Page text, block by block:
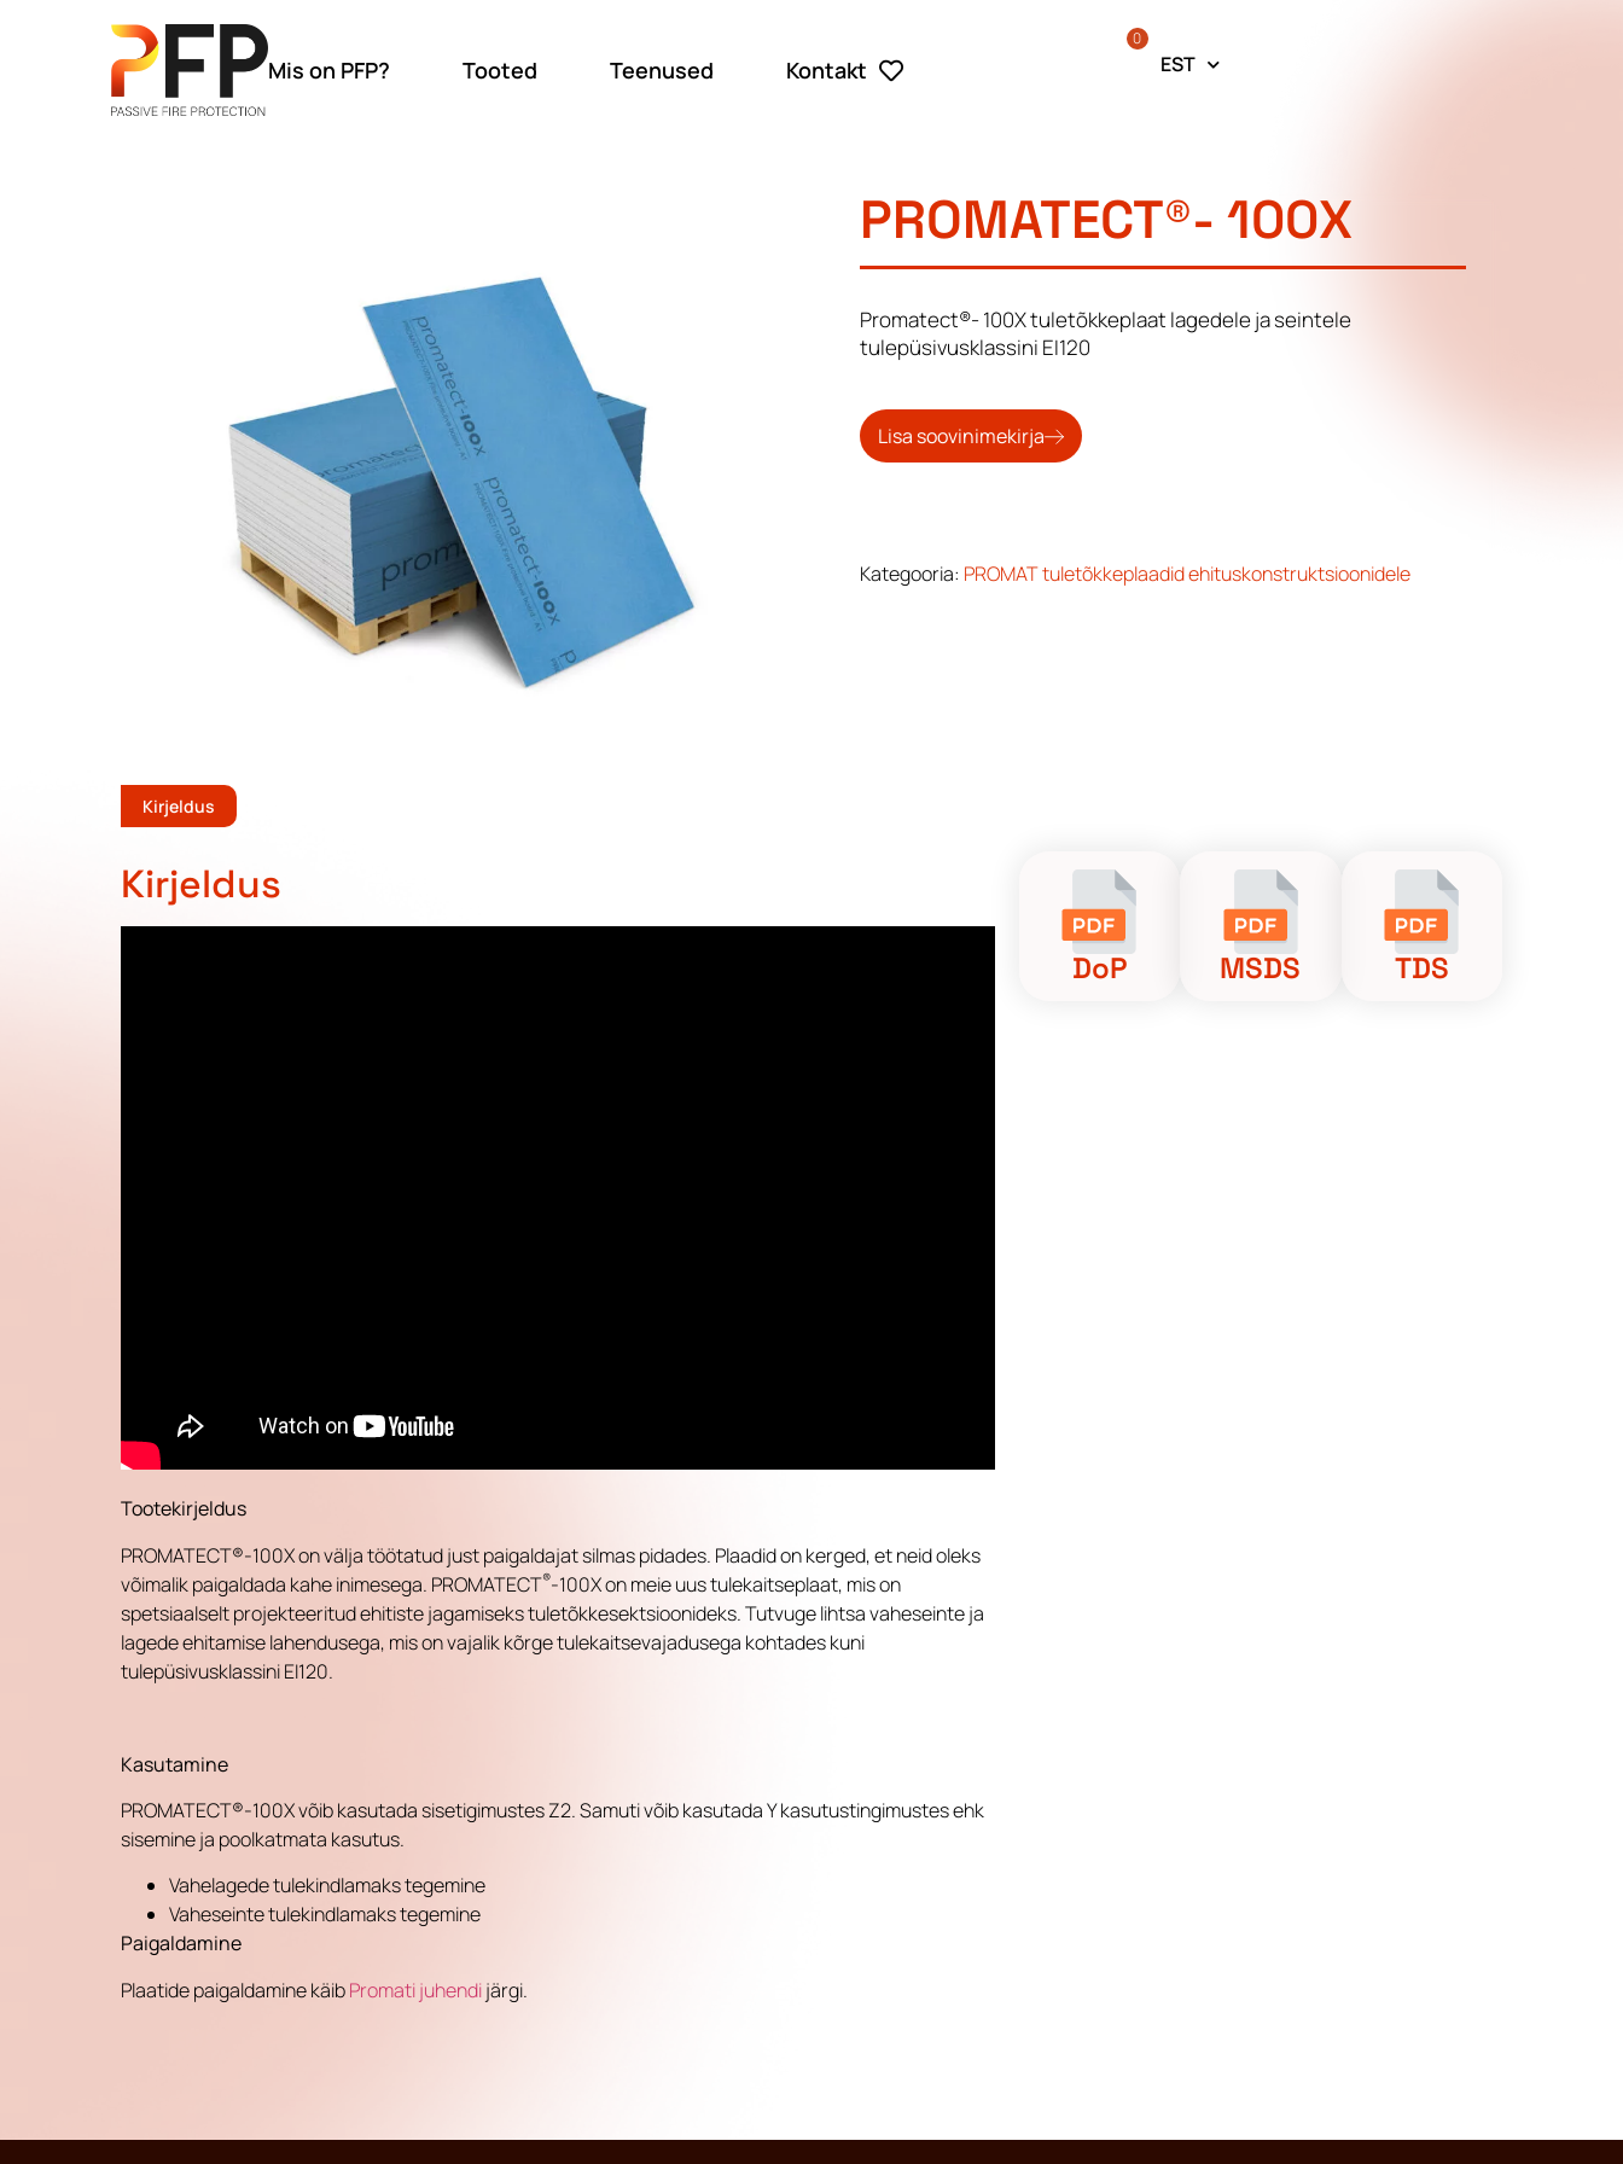
Mis on PFP? Tooted Teenused Kontakt
0
EST
PROMATECT®- 100X
Promatect®- 100X tuletõkkeplaat lagedele ja seintele
tulepüsivusklassini EI120
Lisa soovinimekirja
Kategooria: PROMAT tuletõkkeplaadid ehituskonstruktsioonidele
Kirjeldus
Kirjeldus
Tootekirjeldus
PROMATECT®-100X on välja töötatud just paigaldajat silmas pidades. Plaadid on kerged, et neid oleks
võimalik paigaldada kahe inimesega. PROMATECT®-100X on meie uus tulekaitseplaat, mis on
spetsiaalselt projekteeritud ehitiste jagamiseks tuletõkkesektsioonideks. Tutvuge lihtsa vaheseinte ja
lagede ehitamise lahendusega, mis on vajalik kõrge tulekaitsevajadusega kohtades kuni
tulepüsivusklassini EI120.
Kasutamine
PROMATECT®-100X võib kasutada sisetigimustes Z2. Samuti võib kasutada Y kasutustingimustes ehk
sisemine ja poolkatmata kasutus.
Vahelagede tulekindlamaks tegemine
Vaheseinte tulekindlamaks tegemine
Paigaldamine
Plaatide paigaldamine käibPromati juhendijärgi.
DoP MSDS TDS